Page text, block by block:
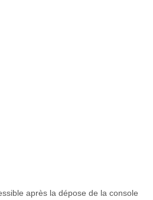
après la dépose de la console